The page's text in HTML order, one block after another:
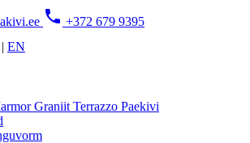
phone +372 679 9395
| EN
Graniit Terrazzo Paekivi